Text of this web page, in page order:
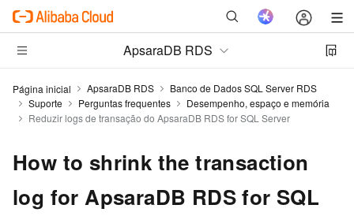
ApsaraDB RDS
Página inicial ApsaraDB RDS
Banco de Dados SQL Server RDS
Suporte
Perguntas frequentes
Desempenho, espaço e memória
Reduzir logs de transação do ApsaraDB RDS for SQL Server
How to shrink the transaction
log for ApsaraDB RDS for SQL